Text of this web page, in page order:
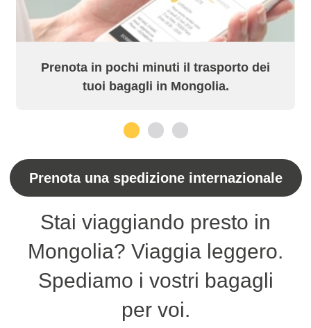
Prenota in pochi minuti il trasporto dei
tuoi bagagli in Mongolia.
Prenota una spedizione internazionale
Stai viaggiando presto in
Mongolia? Viaggia leggero.
Spediamo i vostri bagagli
per voi.